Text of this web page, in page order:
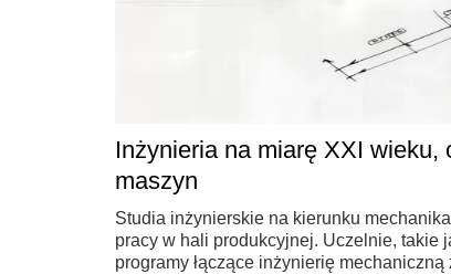
Inżynieria na miarę XXI
maszyn
Studia inżynierskie na kierunku
pracy w hali produkcyjnej. Uczelnie, takie
programy łączące inżynierię